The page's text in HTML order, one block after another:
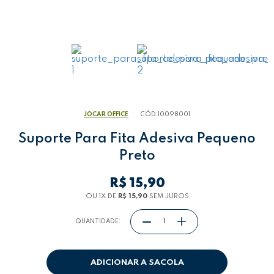
JOCAR OFFICE CÓD: 10098001
Suporte Para Fita Adesiva Pequeno
Preto
R$ 15,90
OU 1XDE R$ 15,90SEM JUROS
QUANTIDADE:
ADICIONAR A SACOLA